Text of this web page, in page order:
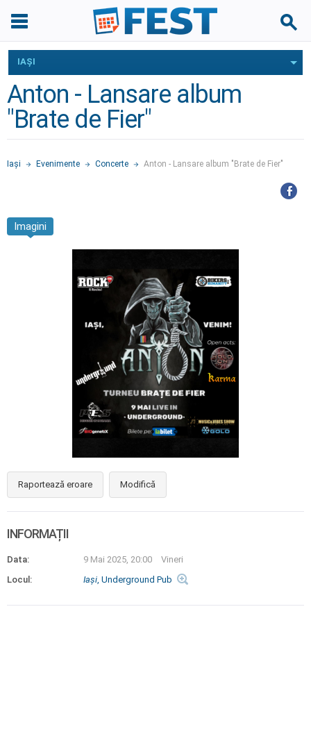
IAŞI
Anton - Lansare album
"Brate de Fier"
Iaşi Evenimente Concerte Anton - Lansare album "Brate de Fier"
Imagini
Raportează eroare Modifică
INFORMAȚII
Data: 9 Mai 2025, 20:00
Vineri
Locul:
Iaşi, Underground Pub